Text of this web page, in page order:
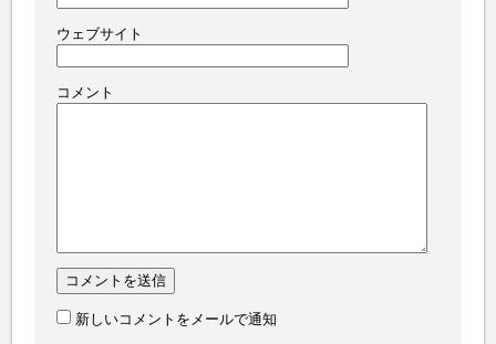
ウェブサイト
コメント
新しいコメントをメールで通知